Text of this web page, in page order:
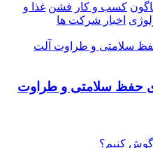
کسب و کار فشن غذا و
اخبار شرکت ها
حفظ سلامتی و طراوت